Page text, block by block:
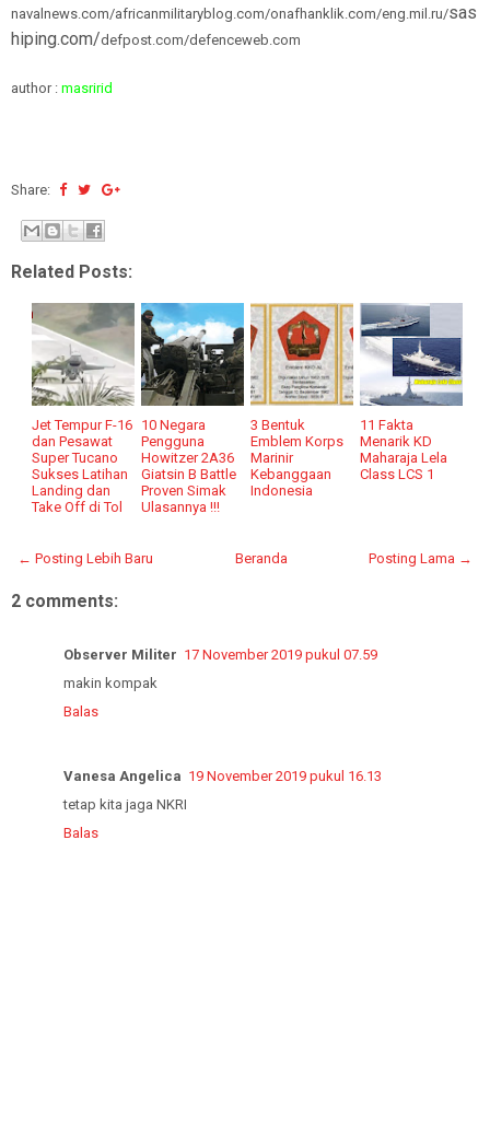
navalnews.com/africanmilitaryblog.com/onafhanklik.com/eng.mil.ru/sas
hiping.com/defpost.com/defenceweb.com
author : masririd
Share:
Related Posts:
Jet Tempur F-16
dan Pesawat
Super Tucano
Sukses Latihan
Landing dan
Take Off di Tol
10 Negara
Pengguna
Howitzer 2A36
Giatsin B Battle
Proven Simak
Ulasannya !!!
3 Bentuk
Emblem Korps
Marinir
Kebanggaan
Indonesia
11 Fakta
Menarik KD
Maharaja Lela
Class LCS 1
← Posting Lebih Baru Posting Lama →
Beranda
2 comments:
Observer Militer 17 November 2019 pukul 07.59
makin kompak
Balas
Vanesa Angelica 19 November 2019 pukul 16.13
tetap kita jaga NKRI
Balas